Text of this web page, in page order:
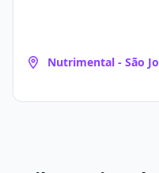
Nutrimental - São